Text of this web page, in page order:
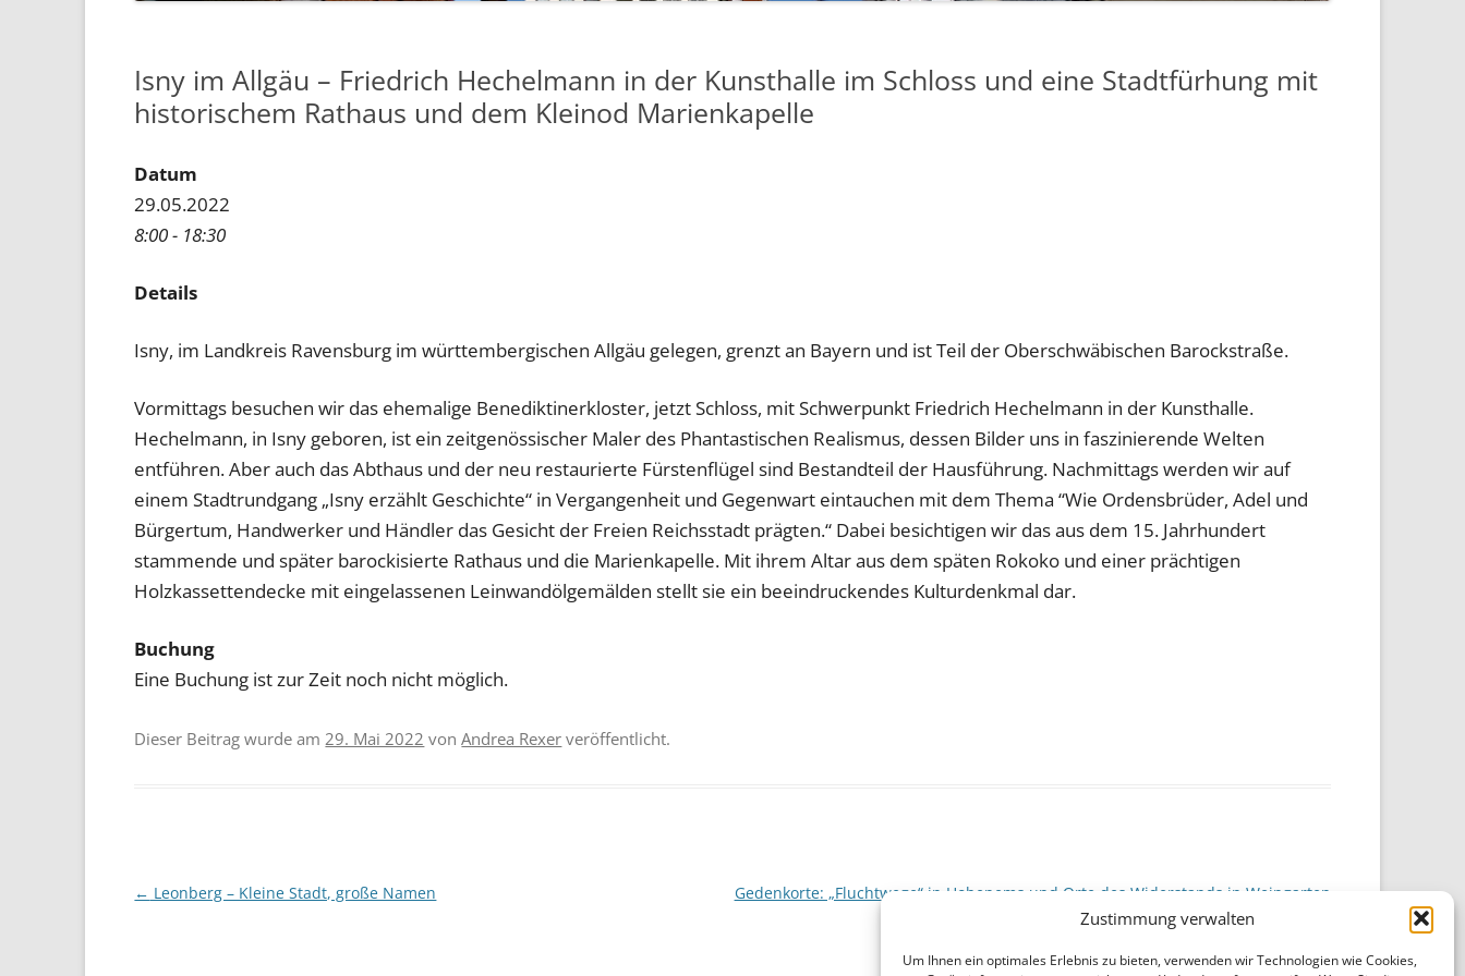
Zustimmung verwalten
Um Ihnen ein optimales Erlebnis zu bieten, verwenden wir Technologien wie Cookies,
Isny im Allgäu – Friedrich Hechelmann in der Kunsthalle im Schloss und eine Stadtfürhung mit
historischem Rathaus und dem Kleinod Marienkapelle
Datum
29.05.2022
8:00 - 18:30
Details
Isny, im Landkreis Ravensburg im württembergischen Allgäu gelegen, grenzt an Bayern und ist Teil der Oberschwäbischen Barockstraße.
Vormittags besuchen wir das ehemalige Benediktinerkloster, jetzt Schloss, mit Schwerpunkt Friedrich Hechelmann in der Kunsthalle.
Hechelmann, in Isny geboren, ist ein zeitgenössischer Maler des Phantastischen Realismus, dessen Bilder uns in faszinierende Welten
entführen. Aber auch das Abthaus und der neu restaurierte Fürstenflügel sind Bestandteil der Hausführung. Nachmittags werden wir auf
einem Stadtrundgang „Isny erzählt Geschichte“ in Vergangenheit und Gegenwart eintauchen mit dem Thema “Wie Ordensbrüder, Adel und
Bürgertum, Handwerker und Händler das Gesicht der Freien Reichsstadt prägten.“ Dabei besichtigen wir das aus dem 15. Jahrhundert
stammende und später barockisierte Rathaus und die Marienkapelle. Mit ihrem Altar aus dem späten Rokoko und einer prächtigen
Holzkassettendecke mit eingelassenen Leinwandölgemälden stellt sie ein beeindruckendes Kulturdenkmal dar.
Buchung
Eine Buchung ist zur Zeit noch nicht möglich.
Dieser Beitrag wurde am29. Mai 2022 vonAndrea Rexer veröffentlicht.
Beitragsnavigation
← Leonberg – Kleine Stadt, große Namen
Gedenkorte: „Fluchtwege“ in Hohenems und Orte des Widerstands in Weingarten